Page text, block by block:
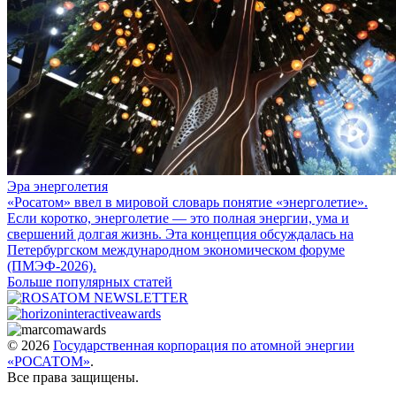
Эра энерголетия
«Росатом» ввел в мировой словарь понятие «энерголетие».
Если коротко, энерголетие — это полная энергии, ума и
свершений долгая жизнь. Эта концепция обсуждалась на
Петербургском международном экономическом форуме
(ПМЭФ-2026).
Больше популярных статей
© 2026 Государственная корпорация по атомной энергии
«РОСАТОМ».
Все права защищены.